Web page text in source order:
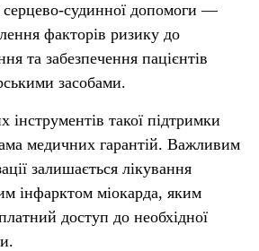
судинної допомоги —
факторів ризику до
та забезпечення пацієнтів
засобами.
такої підтримки
медичних гарантій. Важливим
залишається лікування
інфарктом міокарда, яким
доступ до необхідної